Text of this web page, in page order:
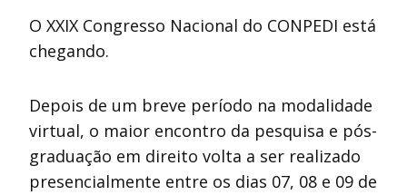
O XXIX Congresso Nacional do CONPEDI está
chegando.
Depois de um breve período na modalidade
virtual, o maior encontro da pesquisa e pós-
graduação em direito volta a ser realizado
presencialmente entre os dias 07, 08 e 09 de